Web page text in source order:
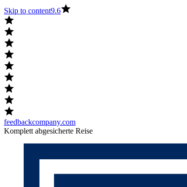
Skip to content9.6
feedbackcompany.com
Komplett abgesicherte Reise